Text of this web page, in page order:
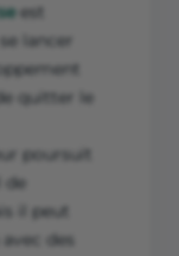
est
lancer
quitter le
poursuit
de
il peut
des